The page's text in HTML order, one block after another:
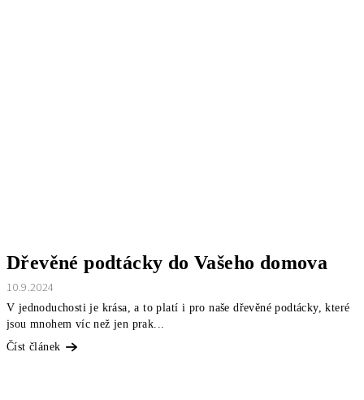
Dřevěné podtácky do Vašeho domova
10.9.2024
V jednoduchosti je krása, a to platí i pro naše dřevěné podtácky, které
jsou mnohem víc než jen prak...
Číst článek